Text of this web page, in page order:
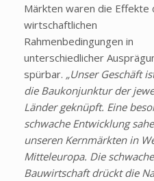
Märkten waren die Effekte
wirtschaftlichen
Rahmenbedingungen in
unterschiedlicher
spürbar. „Unser Geschäft
die Baukonjunktur der
Länder geknüpft. Eine
schwache Entwicklung
unseren Kernmärkten in
Mitteleuropa. Die schwache
Bauwirtschaft drückt die